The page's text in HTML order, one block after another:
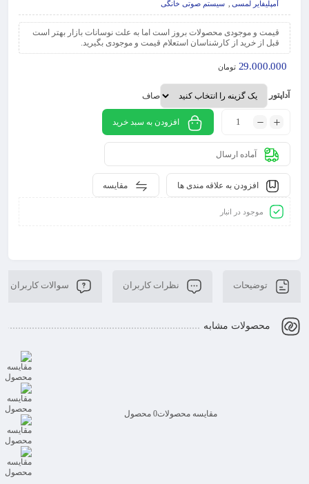
آمپلیفایر لمسی
سیستم صوتی خانگی
قیمت و موجودی محصولات بروز است اما به علت نوسانات بازار بهتر است
قبل از خرید از کارشناسان استعلام قیمت و موجودی بگیرید.
29.000.000 تومان
آداپتور صاف
افزودن به سبد خرید
آماده ارسال
مقایسه افزودن به علاقه مندی ها
موجود در انبار
توضیحات نظرات کاربران سوالات کاربران
محصولات مشابه
مقایسه محصولات0 محصول